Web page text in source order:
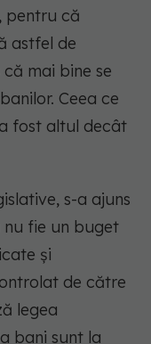
pentru că
astfel de
mai bine se
Ceea ce
fost altul decât
s-a ajuns
fie un buget
și
de către
legea
bani sunt la